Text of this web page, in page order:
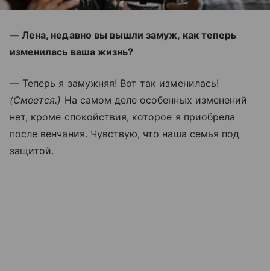
— Лена, недавно вы вышли замуж, как теперь
изменилась ваша жизнь?
— Теперь я замужняя! Вот так изменилась!
(Смеется.) На самом деле особенных изменений
нет, кроме спокойствия, которое я приобрела
после венчания. Чувствую, что наша семья под
защитой.